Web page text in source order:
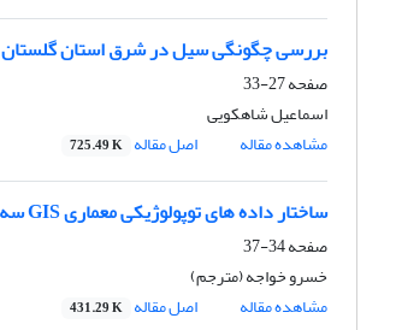
بررسی چگونگی سیل در شرق استان گلستان
صفحه27-33
اسماعیل شاهکویی
مشاهده مقاله
اصل مقاله 725.49 K
ساختار داده های توپولوژیکی معماری GIS سه بعدی 3D
صفحه34-37
خسرو خواجه (مترجم)
مشاهده مقاله
اصل مقاله 431.29 K